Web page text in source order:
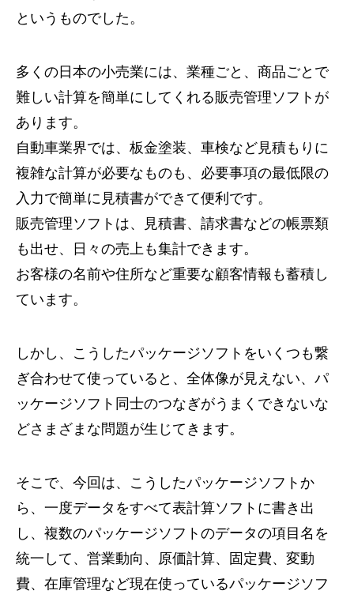
というものでした。
多くの日本の小売業には、業種ごと、商品ごとで
難しい計算を簡単にしてくれる販売管理ソフトが
あります。
自動車業界では、板金塗装、車検など見積もりに
複雑な計算が必要なものも、必要事項の最低限の
入力で簡単に見積書ができて便利です。
販売管理ソフトは、見積書、請求書などの帳票類
も出せ、日々の売上も集計できます。
お客様の名前や住所など重要な顧客情報も蓄積し
ています。
しかし、こうしたパッケージソフトをいくつも繋
ぎ合わせて使っていると、全体像が見えない、パ
ッケージソフト同士のつなぎがうまくできないな
どさまざまな問題が生じてきます。
そこで、今回は、こうしたパッケージソフトか
ら、一度データをすべて表計算ソフトに書き出
し、複数のパッケージソフトのデータの項目名を
統一して、営業動向、原価計算、固定費、変動
費、在庫管理など現在使っているパッケージソフ